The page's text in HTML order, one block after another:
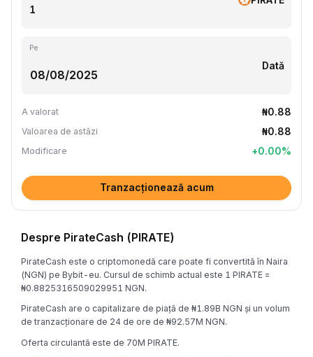
Pe
Dată
A valorat ₦0.88
Valoarea de astăzi ₦0.88
Modificare +0.00%
Tranzacționează acum
Despre PirateCash (PIRATE)
PirateCash este o criptomonedă care poate fi convertită în Naira
(NGN) pe Bybit-eu. Cursul de schimb actual este 1 PIRATE =
₦0.8825316509029951 NGN.
PirateCash are o capitalizare de piață de ₦1.89B NGN și un volum
de tranzacționare de 24 de ore de ₦92.57M NGN.
Oferta circulantă este de 70M PIRATE.